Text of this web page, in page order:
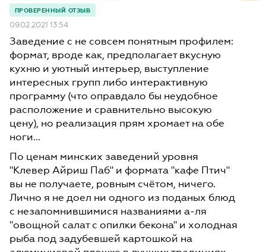
09.02.2021 13:54
Заведение с не совсем понятным профилем:
формат, вроде как, предполагает вкусную
кухню и уютный интерьер, выступление
интересных групп либо интерактивную
программу (что оправдало бы неудобное
расположение и сравнительно высокую
цену), но реализация прям хромает на обе
ноги...
По ценам минских заведений уровня
"Клевер Айриш Паб" и формата "кафе Птич"
вы не получаете, ровным счётом, ничего.
Лично я не доел ни одного из поданых блюд
с незапомнившимися названиями а-ля
"овощной салат с опилки бекона" и холодная
рыба под задубевшей картошкой на